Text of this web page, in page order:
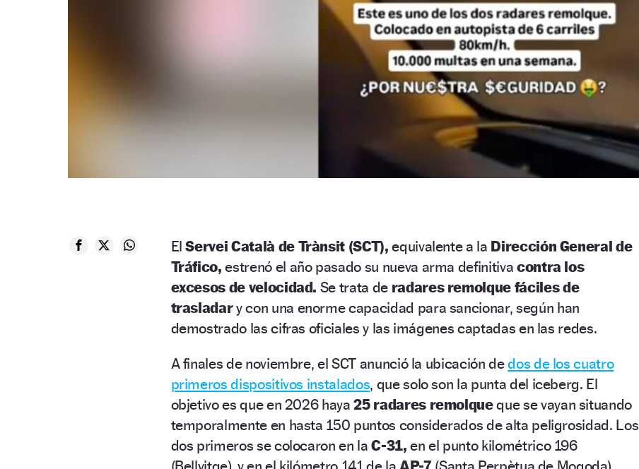
ElServei Català de Trànsit (SCT),equivalente a la Dirección General de
Tráfico,estrenó el año pasado su nueva arma definitiva contra los
excesos de velocidad. Se trata de radares remolque fáciles de
trasladary con una enorme capacidad para sancionar, según han
demostrado las cifras oficiales y las imágenes captadas en las redes.
A finales de noviembre, el SCT anunció la ubicación dedos de los cuatro
primeros dispositivos instalados, que solo son la punta del iceberg. El
objetivo es que en 2026 haya25 radares remolqueque se vayan situando
temporalmente en hasta 150 puntos considerados de alta peligrosidad. Los
dos primeros se colocaron en laC-31, en el punto kilométrico 196